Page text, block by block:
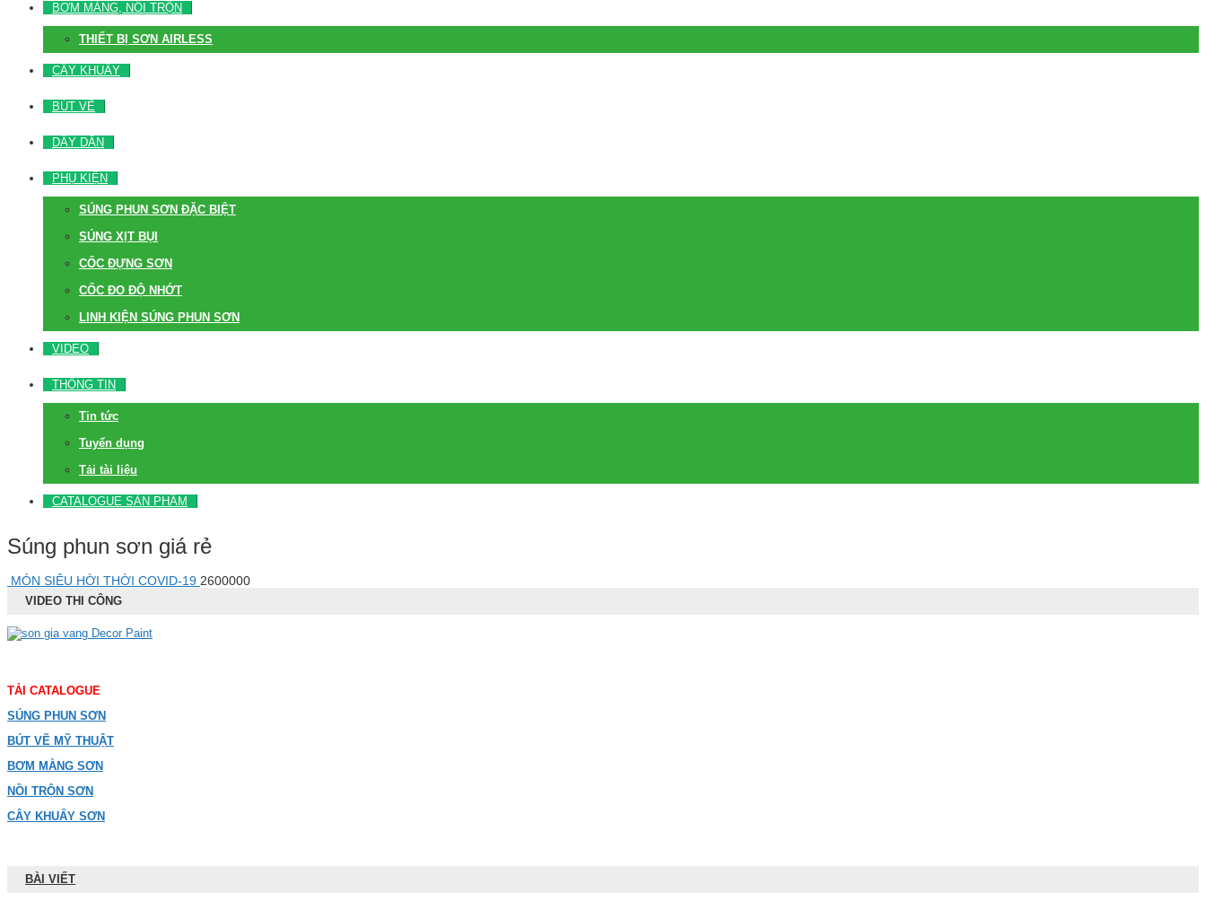
BƠM MÀNG, NỒI TRỘN
THIẾT BỊ SƠN AIRLESS
CÂY KHUẤY
BÚT VẼ
DÂY DẪN
PHỤ KIỆN
SÚNG PHUN SƠN ĐẶC BIỆT
SÚNG XỊT BỤI
CỐC ĐỰNG SƠN
CỐC ĐO ĐỘ NHỚT
LINH KIỆN SÚNG PHUN SƠN
VIDEO
THÔNG TIN
Tin tức
Tuyển dụng
Tải tài liệu
CATALOGUE SẢN PHẨM
Súng phun sơn giá rẻ
MÓN SIÊU HỜI THỜI COVID-19 2600000
VIDEO THI CÔNG
TẢI CATALOGUE
SÚNG PHUN SƠN
BÚT VẼ MỸ THUẬT
BƠM MÀNG SƠN
NỒI TRỘN SƠN
CÂY KHUẤY SƠN
BÀI VIẾT